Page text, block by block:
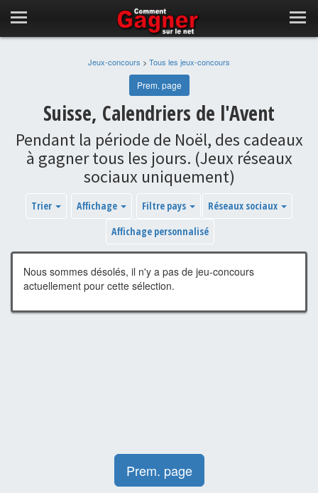
Jeux-concours > Tous les jeux-concours
Prem. page
Suisse, Calendriers de l'Avent
Pendant la période de Noël, des cadeaux
à gagner tous les jours. (Jeux réseaux
sociaux uniquement)
Trier Affichage Filtre pays
Réseaux sociaux
Affichage personnalisé
Nous sommes désolés, il n'y a pas de jeu-concours
actuellement pour cette sélection.
Prem. page